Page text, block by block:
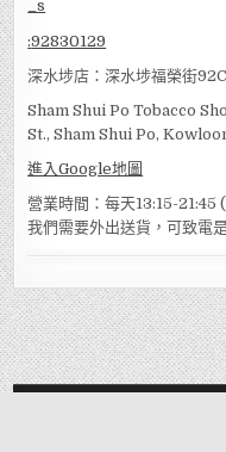
:92830129
深水埗店：深水埗福榮街
Sham Shui Po Tobacco
St., Sham Shui Po,
進入Google地圖
營業時間：每天13:15-21:45
我們需要外出送貨，可致電